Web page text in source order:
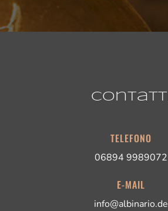
Contatti
TELEFONO
06894 9989072
E-MAIL
info@albinario.de